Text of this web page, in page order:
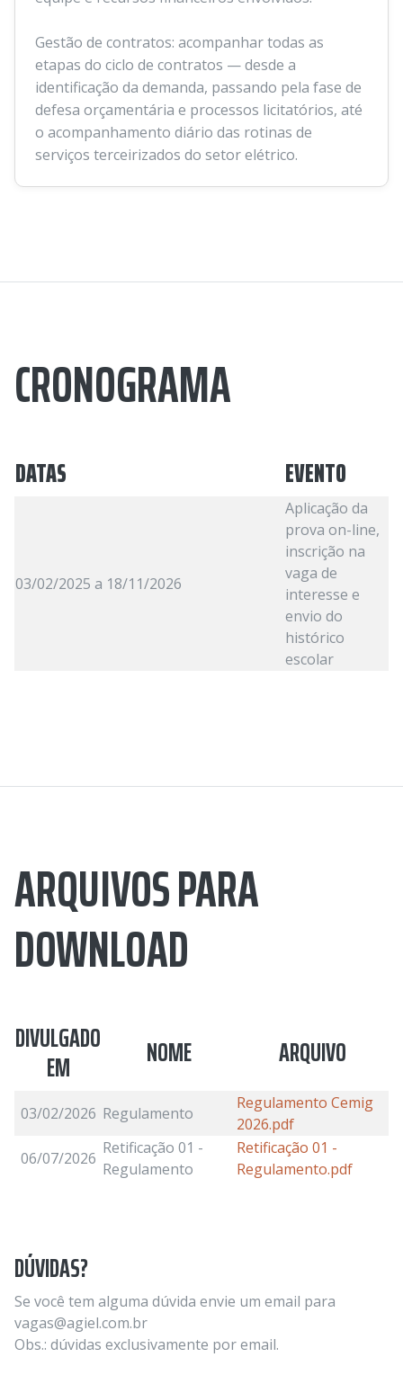
Gestão de contratos: acompanhar todas as
etapas do ciclo de contratos — desde a
identificação da demanda, passando pela fase de
defesa orçamentária e processos licitatórios, até
o acompanhamento diário das rotinas de
serviços terceirizados do setor elétrico.
CRONOGRAMA
DATAS EVENTO
03/02/2025 a 18/11/2026
Aplicação da
prova on-line,
inscrição na
vaga de
interesse e
envio do
histórico
escolar
ARQUIVOS PARA
DOWNLOAD
DIVULGADO
EM NOME ARQUIVO
03/02/2026 Regulamento
Regulamento Cemig
2026.pdf
06/07/2026
Retificação 01 -
Regulamento
Retificação 01 -
Regulamento.pdf
DÚVIDAS?
Se você tem alguma dúvida envie um email para
vagas@agiel.com.br
Obs.: dúvidas exclusivamente por email.